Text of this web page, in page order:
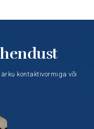
kontaktivormiga või